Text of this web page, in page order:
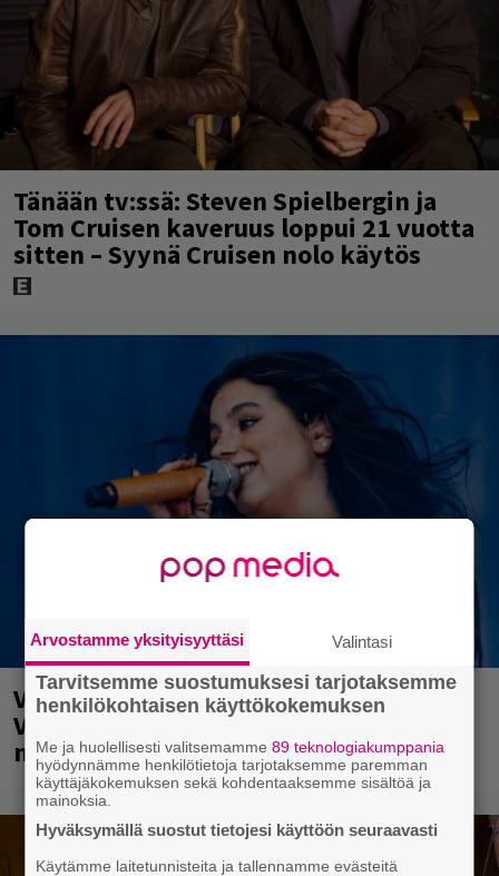
Tänään tv:ssä: Steven Spielbergin ja
Tom Cruisen kaveruus loppui 21 vuotta
sitten – Syynä Cruisen nolo käytös
Valtava Yle 100 vuotta -tapahtuma
Veikkaus Arenalla syyskuussa – muista
myös metalliklassikot-konsertti
Arvostamme yksityisyyttäsi Valintasi
Tarvitsemme suostumuksesi tarjotaksemme
henkilökohtaisen käyttökokemuksen
Me ja huolellisesti valitsemamme89 teknologiakumppania
hyödynnämme henkilötietoja tarjotaksemme paremman
käyttäjäkokemuksen sekä kohdentaaksemme sisältöä ja
mainoksia.
Hyväksymällä suostut tietojesi käyttöön seuraavasti
Käytämme laitetunnisteita ja tallennamme evästeitä